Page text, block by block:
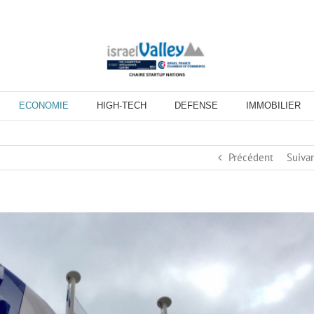
ECONOMIE HIGH-TECH DEFENSE IMMOBILIER
Précédent